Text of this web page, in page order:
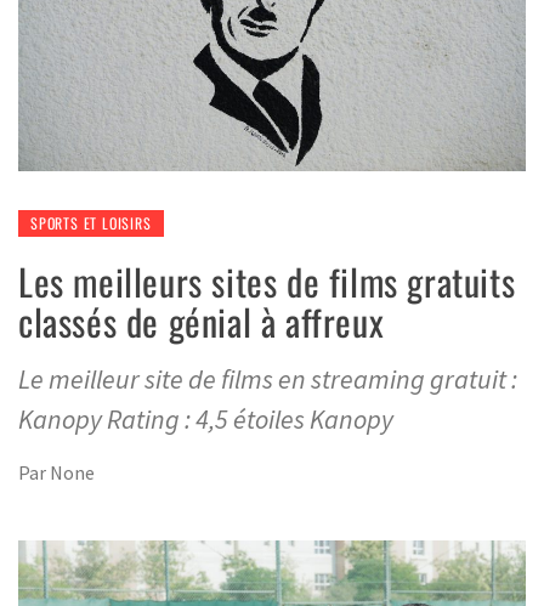
SPORTS ET LOISIRS
Les meilleurs sites de films gratuits
classés de génial à affreux
Le meilleur site de films en streaming gratuit :
Kanopy Rating : 4,5 étoiles Kanopy
Par None